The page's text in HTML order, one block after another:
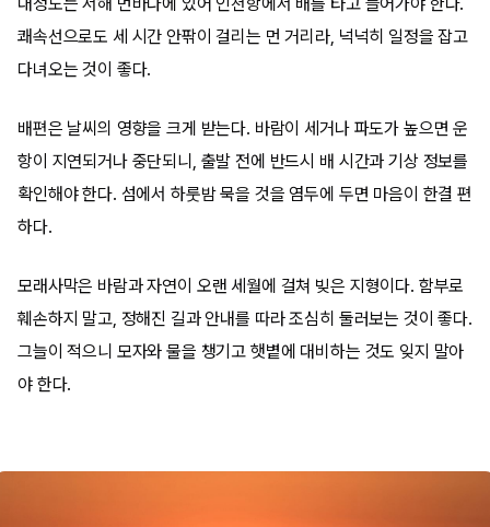
쾌속선으로도 세 시간 안팎이 걸리는 먼 거리라, 넉넉히 일정을 잡고
다녀오는 것이 좋다.
배편은 날씨의 영향을 크게 받는다. 바람이 세거나 파도가 높으면 운
항이 지연되거나 중단되니, 출발 전에 반드시 배 시간과 기상 정보를
확인해야 한다. 섬에서 하룻밤 묵을 것을 염두에 두면 마음이 한결 편
하다.
모래사막은 바람과 자연이 오랜 세월에 걸쳐 빚은 지형이다. 함부로
훼손하지 말고, 정해진 길과 안내를 따라 조심히 둘러보는 것이 좋다.
그늘이 적으니 모자와 물을 챙기고 햇볕에 대비하는 것도 잊지 말아
야 한다.